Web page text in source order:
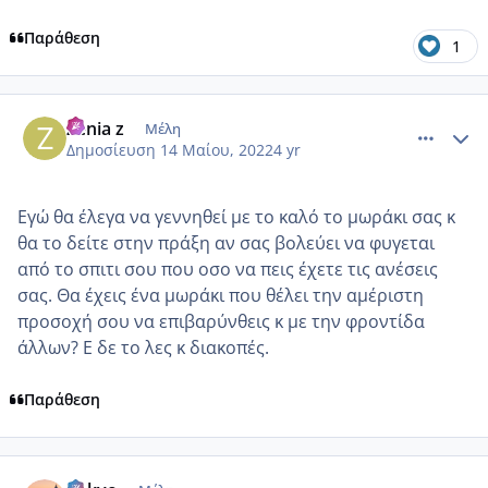
Παράθεση 1
Zenia z Μέλη
Δημοσίευση 14 Μαίου, 20224 yr
Εγώ θα έλεγα να γεννηθεί με το καλό το μωράκι σας κ
θα το δείτε στην πράξη αν σας βολεύει να φυγεται
από το σπιτι σου που οσο να πεις έχετε τις ανέσεις
σας. Θα έχεις ένα μωράκι που θέλει την αμέριστη
προσοχή σου να επιβαρύνθεις κ με την φροντίδα
άλλων? Ε δε το λες κ διακοπές.
Παράθεση